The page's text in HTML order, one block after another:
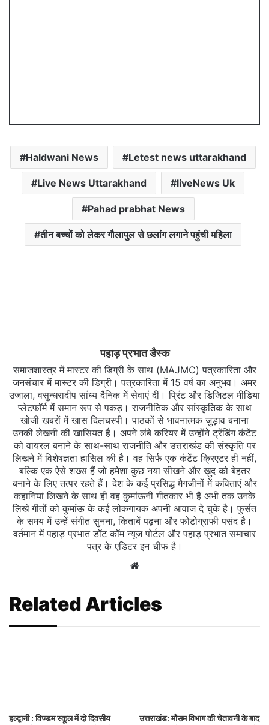
Haldwani News Letest news uttarakhand
Live News Uttarakhand liveNews Uk
Pahad prabhat News
तीन बच्चों को लेकर गौलापुल से छलांग लगाने पहुंची महिला
पहाड़ प्रभात डैस्क
समाजशास्त्र में मास्टर की डिग्री के साथ (MAJMC) पत्रकारिता और
जनसंचार में मास्टर की डिग्री। पत्रकारिता में 15 वर्ष का अनुभव। अमर
उजाला, वसुन्धरादीप सांध्य दैनिक में सेवाएं दीं। प्रिंट और डिजिटल मीडिया
प्लेटफॉर्म में समान रूप से पकड़। राजनीतिक और सांस्कृतिक के साथ
खोजी खबरों में खास दिलचस्‍पी। पाठकों से भावनात्मक जुड़ाव बनाना
उनकी लेखनी की खासियत है। अपने लंबे करियर में उन्होंने ट्रेंडिंग कंटेंट
को वायरल बनाने के साथ-साथ राजनीति और उत्तराखंड की संस्कृति पर
लिखने में विशेषज्ञता हासिल की है। वह सिर्फ एक कंटेंट क्रिएटर ही नहीं,
बल्कि एक ऐसे शख्स हैं जो हमेशा कुछ नया सीखने और ख़ुद को बेहतर
बनाने के लिए तत्पर रहते हैं। देश के कई प्रसिद्ध मैगजीनों में कविताएं और
कहानियां लिखने के साथ ही वह कुमांऊनी गीतकार भी हैं अभी तक उनके
लिखे गीतों को कुमांऊ के कई लोकगायक अपनी आवाज दे चुके है। फुर्सत
के समय में उन्हें संगीत सुनना, किताबें पढ़ना और फोटोग्राफी पसंद है।
वर्तमान में पहाड़ प्रभात डॉट कॉम न्यूज पोर्टल और पहाड़ प्रभात समाचार
पत्र के एडिटर इन चीफ है।
Website
Related Articles
हल्द्वानी : विज्डम स्कूल में दो दिवसीय
उत्तराखंड: मौसम विभाग की चेतावनी के बाद